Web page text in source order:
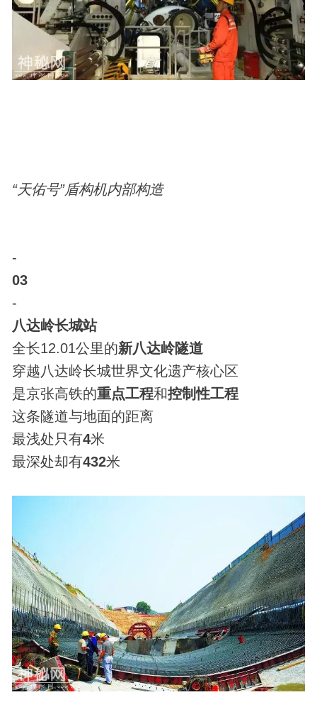
“天佑号”盾构机内部构造
-
03
-
八达岭长城站
全长12.01公里的新八达岭隧道
穿越八达岭长城世界文化遗产核心区
是京张高铁的重点工程和控制性工程
这条隧道与地面的距离
最浅处只有4米
最深处却有432米